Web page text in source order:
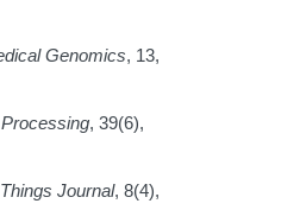
Genomics, 13,
, 39(6),
Journal, 8(4),